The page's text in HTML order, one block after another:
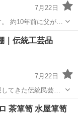
7月22日
勤
保管していまし
｜伝統工芸品
7月22日
てきた伝統民芸家
部鉄器金具と、艶や
は拭き漆塗りした
箪笥
茶箪笥 水屋箪笥